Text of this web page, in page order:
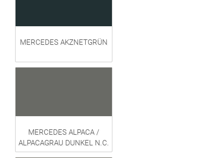
MERCEDES AKZNETGRÜN
MERCEDES ALPACA /
ALPACAGRAU DUNKEL N.C.